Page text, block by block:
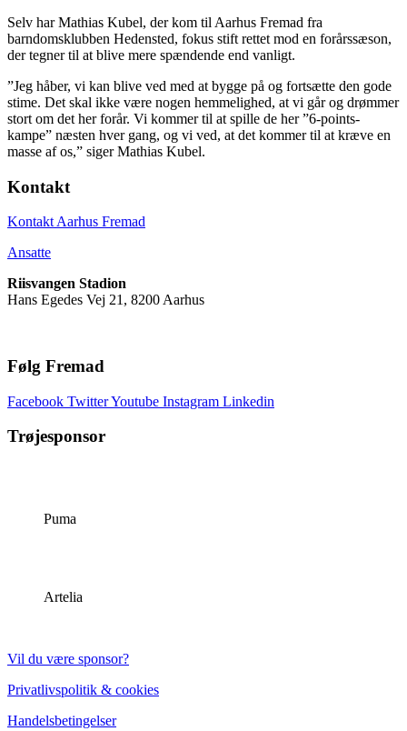
Selv har Mathias Kubel, der kom til Aarhus Fremad fra
barndomsklubben Hedensted, fokus stift rettet mod en forårssæson,
der tegner til at blive mere spændende end vanligt.
”Jeg håber, vi kan blive ved med at bygge på og fortsætte den gode
stime. Det skal ikke være nogen hemmelighed, at vi går og drømmer
stort om det her forår. Vi kommer til at spille de her ”6-points-
kampe” næsten hver gang, og vi ved, at det kommer til at kræve en
masse af os,” siger Mathias Kubel.
Kontakt
Kontakt Aarhus Fremad
Ansatte
Riisvangen Stadion
Hans Egedes Vej 21, 8200 Aarhus
Følg Fremad
Facebook TwitterYoutube Instagram Linkedin
Trøjesponsor
Puma
Artelia
Vil du være sponsor?
Privatlivspolitik & cookies
Handelsbetingelser